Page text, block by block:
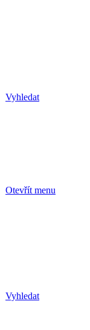
Vyhledat
Otevřít menu
Vyhledat